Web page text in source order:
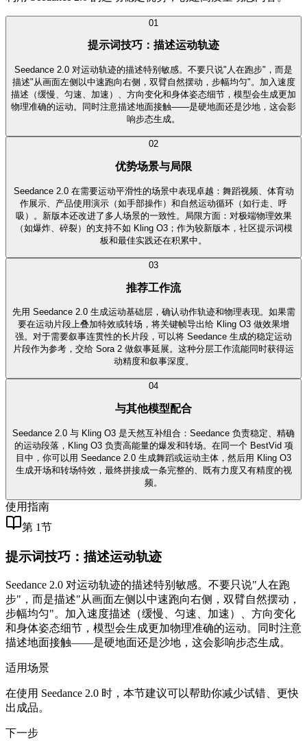
01
提示词技巧：描述运动轨迹
Seedance 2.0 对运动轨迹的描述特别敏感。不要只说"人在跑步"，而是
描述"从画面左侧以中速跑向右侧，双臂自然摆动，步幅均匀"。加入速度
描述（缓慢、匀速、加速）、方向变化和身体姿态细节，模型会生成更加
物理准确的运动。同时注意描述地面接触——是硬地面还是沙地，这会影
响步态生成。
02
优势场景与局限
Seedance 2.0 在需要运动平滑性的场景中表现卓越：舞蹈视频、体育动
作展示、产品使用演示（如手部操作）和自然运动循环（如行走、呼
吸）。新版本还改进了多人场景的一致性。局限方面：对极端物理效果
（如爆炸、碎裂）的支持不如 Kling O3；作为较新版本，社区提示词模
板和最佳实践还在积累中。
03
推荐工作流
先用 Seedance 2.0 生成运动基础层，确认动作轨迹和物理表现。如果需
要在运动片段上叠加特效或转场，将关键帧导出给 Kling O3 做效果增
强。对于需要叙事连贯性的长片段，可以将 Seedance 生成的稳定运动
片段作为参考，交给 Sora 2 做叙事延展。这种分层工作流能同时获得运
动精度和叙事深度。
04
与其他模型配合
Seedance 2.0 与 Kling O3 是天然互补组合：Seedance 负责稳定、精确
的运动段落，Kling O3 负责高能量的爆发和转场。在同一个 BestVid 项
目中，你可以用 Seedance 2.0 生成舞蹈或运动主体，然后用 Kling O3
生成开场和转场特效，最终拼接成一条完整的、既有力度又有精度的视
频。
使用指南
第 1节
提示词技巧：描述运动轨迹
Seedance 2.0 对运动轨迹的描述特别敏感。不要只说"人在跑
步"，而是描述"从画面左侧以中速跑向右侧，双臂自然摆动，
步幅均匀"。加入速度描述（缓慢、匀速、加速）、方向变化
和身体姿态细节，模型会生成更加物理准确的运动。同时注意
描述地面接触——是硬地面还是沙地，这会影响步态生成。
适用场景
在使用 Seedance 2.0 时，本节建议可以帮助你减少试错、更快
出成品。
下一步